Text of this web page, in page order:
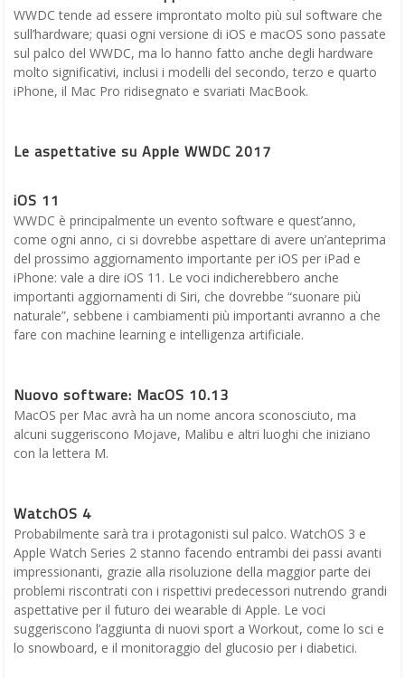
WWDC tende ad essere improntato molto più sul software che
sull’hardware; quasi ogni versione di iOS e macOS sono passate
sul palco del WWDC, ma lo hanno fatto anche degli hardware
molto significativi, inclusi i modelli del secondo, terzo e quarto
iPhone, il Mac Pro ridisegnato e svariati MacBook.
Le aspettative su Apple WWDC 2017
iOS 11
WWDC è principalmente un evento software e quest’anno,
come ogni anno, ci si dovrebbe aspettare di avere un’anteprima
del prossimo aggiornamento importante per iOS per iPad e
iPhone: vale a dire iOS 11. Le voci indicherebbero anche
importanti aggiornamenti di Siri, che dovrebbe “suonare più
naturale”, sebbene i cambiamenti più importanti avranno a che
fare con machine learning e intelligenza artificiale.
Nuovo software: MacOS 10.13
MacOS per Mac avrà ha un nome ancora sconosciuto, ma
alcuni suggeriscono Mojave, Malibu e altri luoghi che iniziano
con la lettera M.
WatchOS 4
Probabilmente sarà tra i protagonisti sul palco. WatchOS 3 e
Apple Watch Series 2 stanno facendo entrambi dei passi avanti
impressionanti, grazie alla risoluzione della maggior parte dei
problemi riscontrati con i rispettivi predecessori nutrendo grandi
aspettative per il futuro dei wearable di Apple. Le voci
suggeriscono l’aggiunta di nuovi sport a Workout, come lo sci e
lo snowboard, e il monitoraggio del glucosio per i diabetici.